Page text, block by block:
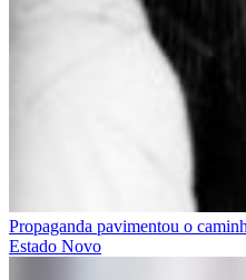
Propaganda pavimentou o
Estado Novo